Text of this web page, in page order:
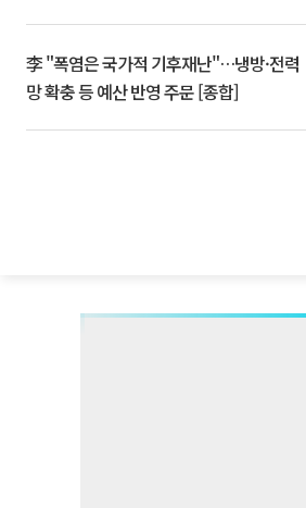
李 "폭염은 국가적 기후재난"…냉방·전력
망 확충 등 예산 반영 주문 [종합]